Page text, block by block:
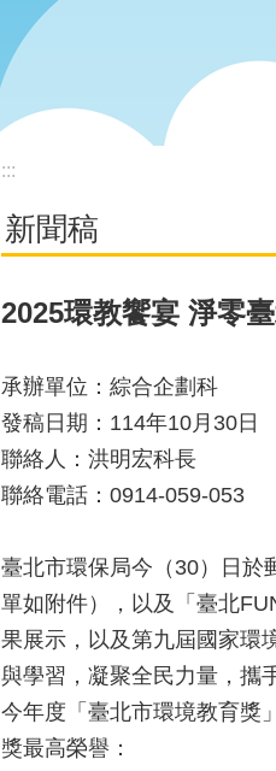
:::
新聞稿
2025環教饗宴 淨零
承辦單位：綜合企劃科
發稿日期：114年10月30日
聯絡人：洪明宏科長
聯絡電話：0914-059-053
臺北市環保局今（30）日於
單如附件），以及「臺北
果展示，以及第九屆國家環
與學習，凝聚全民力量，攜
今年度「臺北市環境教育獎
獎最高榮譽：